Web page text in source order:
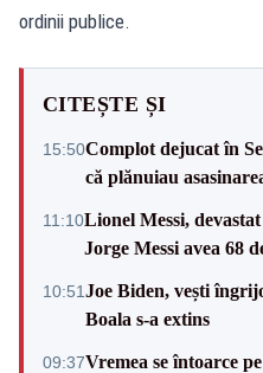
ordinii publice.
CITEȘTE ȘI
15:50Complot dejucat în
că plănuiau
11:10Lionel Messi,
Jorge Messi avea 68
10:51Joe Biden, vești
Boala s-a extins
09:37Vremea se întoarce